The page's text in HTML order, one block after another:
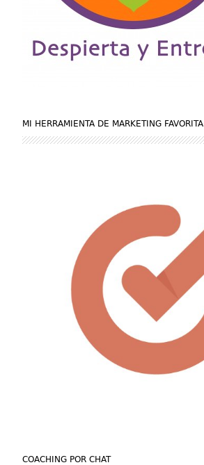
MI HERRAMIENTA DE MARKETING FAVORITA
COACHING POR CHAT